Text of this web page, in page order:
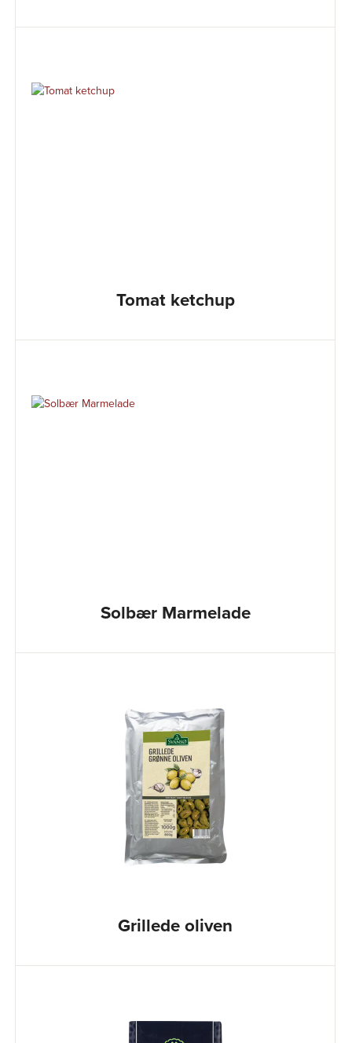
Tomat ketchup
Solbær Marmelade
Grillede oliven